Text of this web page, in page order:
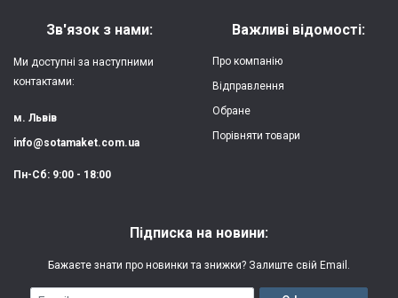
Захист:
від ударів,
Якість:
яскрава, чітка
Особливості:
(вологостійкий, гнучкий)
Зв'язок з нами:
Ми доступні за наступними
контактами:
м. Львів
info@sotamaket.com.ua
Пн-Сб: 9:00 - 18:00
Важливі відомості:
Про компанію
Відправлення
Обране
Порівняти товари
Підписка на новини:
Бажаєте знати про новинки та знижки? Залиште свій Email.